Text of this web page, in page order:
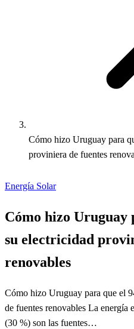
Cómo hizo Uruguay para
proviniera de fuentes
Energía Solar
Cómo hizo Uruguay
su electricidad
renovables
Cómo hizo Uruguay para que el
de fuentes renovables La
(30 %) son las fuentes…